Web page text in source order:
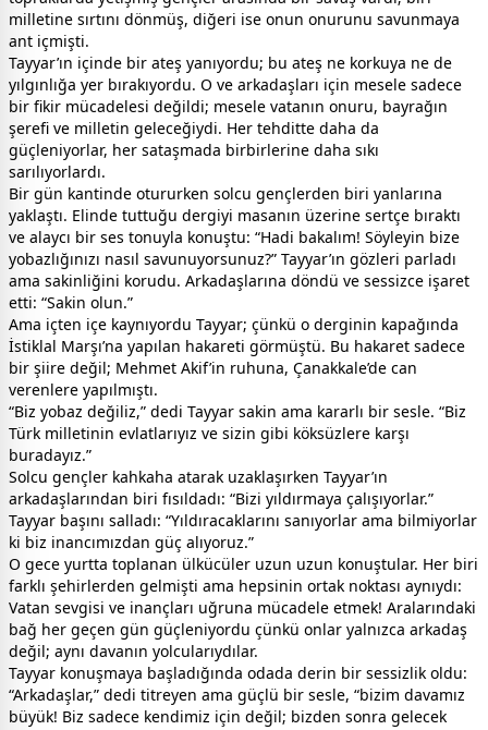
milletine sırtını dönmüş, diğeri ise onun onurunu savunmaya
ant içmişti.
Tayyar’ın içinde bir ateş yanıyordu; bu ateş ne korkuya ne de
yılgınlığa yer bırakıyordu. O ve arkadaşları için mesele sadece
bir fikir mücadelesi değildi; mesele vatanın onuru, bayrağın
şerefi ve milletin geleceğiydi. Her tehditte daha da
güçleniyorlar, her sataşmada birbirlerine daha sıkı
sarılıyorlardı.
Bir gün kantinde otururken solcu gençlerden biri yanlarına
yaklaştı. Elinde tuttuğu dergiyi masanın üzerine sertçe bıraktı
ve alaycı bir ses tonuyla konuştu: “Hadi bakalım! Söyleyin bize
yobazlığınızı nasıl savunuyorsunuz?” Tayyar’ın gözleri parladı
ama sakinliğini korudu. Arkadaşlarına döndü ve sessizce işaret
etti: “Sakin olun.”
Ama içten içe kaynıyordu Tayyar; çünkü o derginin kapağında
İstiklal Marşı’na yapılan hakareti görmüştü. Bu hakaret sadece
bir şiire değil; Mehmet Akif’in ruhuna, Çanakkale’de can
verenlere yapılmıştı.
“Biz yobaz değiliz,” dedi Tayyar sakin ama kararlı bir sesle. “Biz
Türk milletinin evlatlarıyız ve sizin gibi köksüzlere karşı
buradayız.”
Solcu gençler kahkaha atarak uzaklaşırken Tayyar’ın
arkadaşlarından biri fısıldadı: “Bizi yıldırmaya çalışıyorlar.”
Tayyar başını salladı: “Yıldıracaklarını sanıyorlar ama bilmiyorlar
ki biz inancımızdan güç alıyoruz.”
O gece yurtta toplanan ülkücüler uzun uzun konuştular. Her biri
farklı şehirlerden gelmişti ama hepsinin ortak noktası aynıydı:
Vatan sevgisi ve inançları uğruna mücadele etmek! Aralarındaki
bağ her geçen gün güçleniyordu çünkü onlar yalnızca arkadaş
değil; aynı davanın yolcularıydılar.
Tayyar konuşmaya başladığında odada derin bir sessizlik oldu:
“Arkadaşlar,” dedi titreyen ama güçlü bir sesle, “bizim davamız
büyük! Biz sadece kendimiz için değil; bizden sonra gelecek